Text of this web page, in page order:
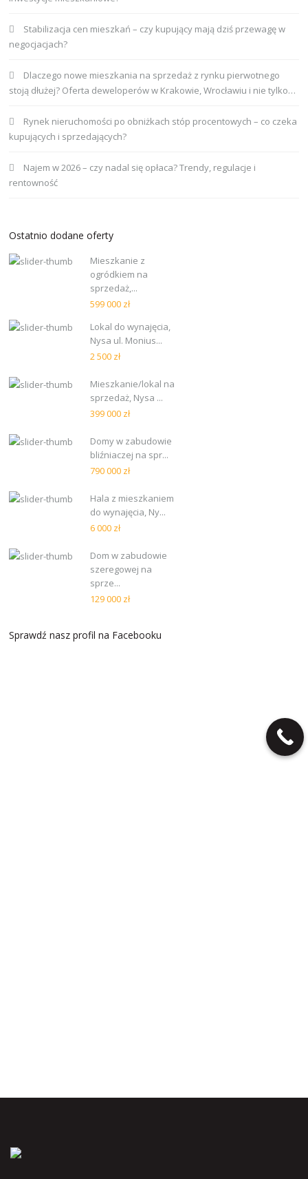
Stabilizacja cen mieszkań – czy kupujący mają dziś przewagę w
negocjacjach?
Dlaczego nowe mieszkania na sprzedaż z rynku pierwotnego
stoją dłużej? Oferta deweloperów w Krakowie, Wrocławiu i nie tylko…
Rynek nieruchomości po obniżkach stóp procentowych – co czeka
kupujących i sprzedających?
Najem w 2026 – czy nadal się opłaca? Trendy, regulacje i
rentowność
Ostatnio dodane oferty
Mieszkanie z
ogródkiem na
sprzedaż,...
599 000 zł
Lokal do wynajęcia,
Nysa ul. Monius...
2 500 zł
Mieszkanie/lokal na
sprzedaż, Nysa ...
399 000 zł
Domy w zabudowie
bliźniaczej na spr...
790 000 zł
Hala z mieszkaniem
do wynajęcia, Ny...
6 000 zł
Dom w zabudowie
szeregowej na
sprze...
129 000 zł
Sprawdź nasz profil na Facebooku